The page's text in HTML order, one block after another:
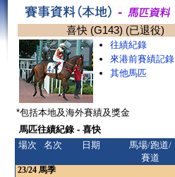
喜快 (G143) (已退役)
往績紀錄
來港前賽績記錄
其他馬匹
*包括本地及海外賽績及獎金
馬匹往績紀錄 - 喜快
場次
名次 日期
馬場/跑道/
賽道
23/24 馬季